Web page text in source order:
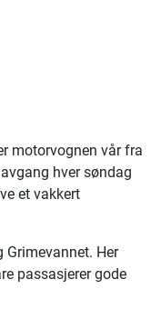
motorvognen vår fra
hver søndag
et vakkert
Her
passasjerer gode